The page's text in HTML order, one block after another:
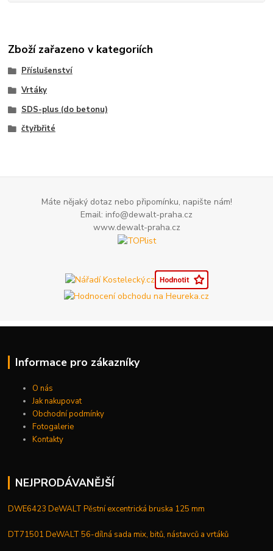
Zboží zařazeno v kategoriích
Příslušenství
Vrtáky
SDS-plus (do betonu)
čtyřbřité
Máte nějaký dotaz nebo připomínku, napište nám!
Email: info@dewalt-praha.cz
www.dewalt-praha.cz
Informace pro zákazníky
O nás
Jak nakupovat
Obchodní podmínky
Fotogalerie
Kontakty
NEJPRODÁVANĚJŠÍ
DWE6423 DeWALT Pěstní excentrická bruska 125 mm
DT71501 DeWALT 56-dílná sada mix, bitů, nástavců a vrtáků